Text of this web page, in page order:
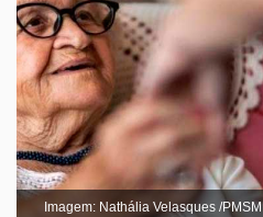
Imagem: Nathália Velasques /PMSM